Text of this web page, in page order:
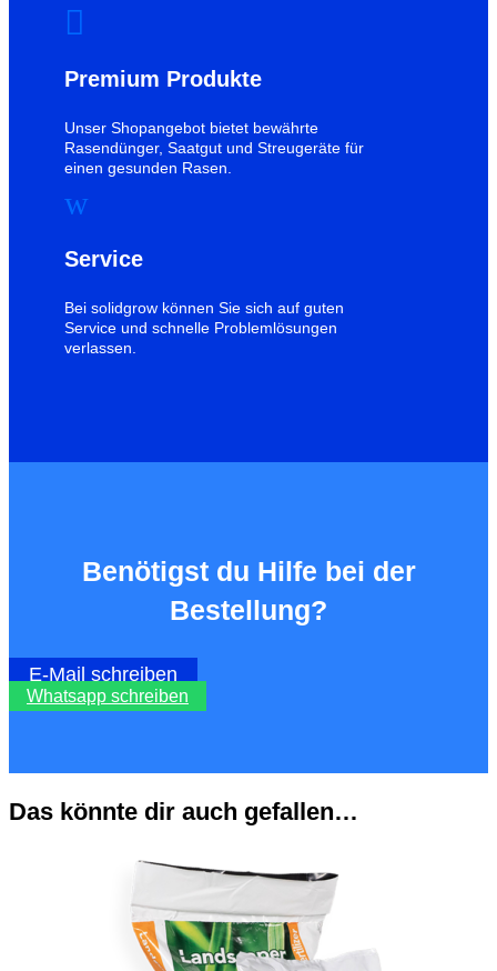

Premium Produkte
Unser Shopangebot bietet bewährte
Rasendünger, Saatgut und Streugeräte für
einen gesunden Rasen.
w
Service
Bei solidgrow können Sie sich auf guten
Service und schnelle Problemlösungen
verlassen.
Benötigst du Hilfe bei der
Bestellung?
E-Mail schreiben
Whatsapp schreiben
Das könnte dir auch gefallen…